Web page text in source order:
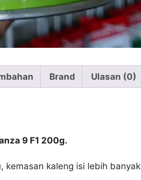
Brand Ulasan (0)
9 F1 200g.
kemasan kaleng isi lebih banyak